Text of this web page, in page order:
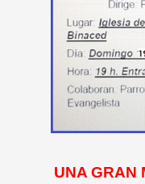
UNA GRAN